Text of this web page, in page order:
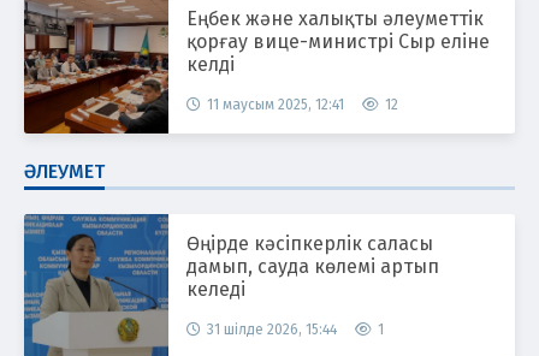
Еңбек және халықты әлеуметтік
қорғау вице-министрі Сыр еліне
келді
11 маусым 2025, 12:41 12
ӘЛЕУМЕТ
Өңірде кәсіпкерлік саласы
дамып, сауда көлемі артып
келеді
31 шілде 2026, 15:44 1